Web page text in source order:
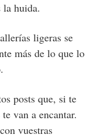
la huida.
ligeras se
más de lo que lo
posts que, si te
van a encantar.
vuestras